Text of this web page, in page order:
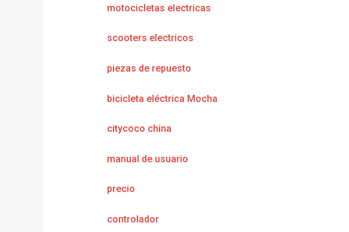
motocicletas electricas
scooters electricos
piezas de repuesto
bicicleta eléctrica Mocha
citycoco china
manual de usuario
precio
controlador